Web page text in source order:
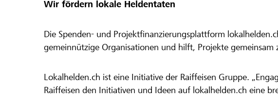
Wir fördern lokale Heldentaten
Die Spenden- und Projektfinanzierungsplattform
gemeinnützige Organisationen und hilft, Projekte gemeinsam
Lokalhelden.ch ist eine Initiative der Raiffeisen Gruppe.
Raiffeisen den Initiativen und Ideen auf lokalhelden.ch eine